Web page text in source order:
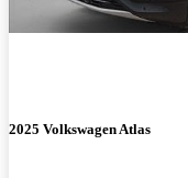
2025 Volkswagen Atlas